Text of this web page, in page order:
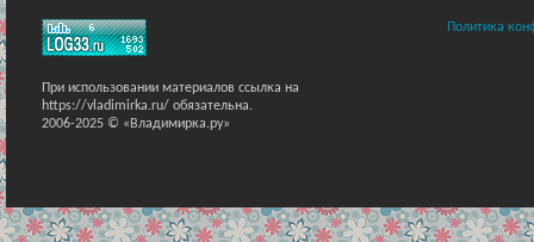
При использовании материалов ссылка на
https://vladimirka.ru/ обязательна.
2006-2025 © «Владимирка.ру»
Политика